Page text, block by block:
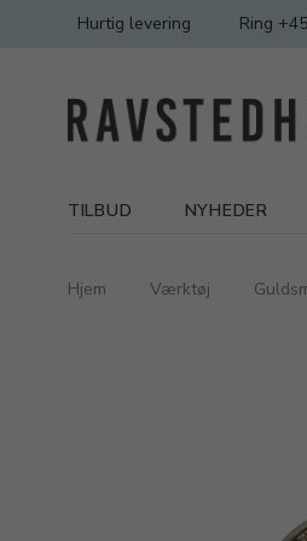
Hurtig levering Ring
TILBUD NYHEDER
Hjem Værktøj